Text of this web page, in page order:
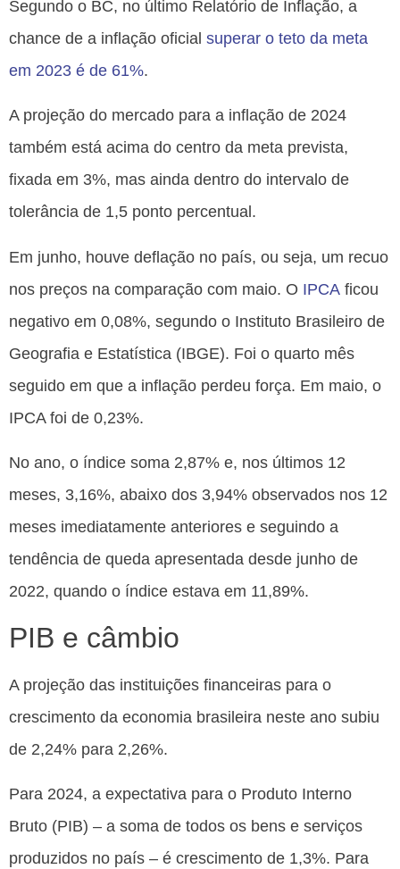
Segundo o BC, no último Relatório de Inflação, a
chance de a inflação oficial superar o teto da meta
em 2023 é de 61%.
A projeção do mercado para a inflação de 2024
também está acima do centro da meta prevista,
fixada em 3%, mas ainda dentro do intervalo de
tolerância de 1,5 ponto percentual.
Em junho, houve deflação no país, ou seja, um recuo
nos preços na comparação com maio. O IPCA ficou
negativo em 0,08%, segundo o Instituto Brasileiro de
Geografia e Estatística (IBGE). Foi o quarto mês
seguido em que a inflação perdeu força. Em maio, o
IPCA foi de 0,23%.
No ano, o índice soma 2,87% e, nos últimos 12
meses, 3,16%, abaixo dos 3,94% observados nos 12
meses imediatamente anteriores e seguindo a
tendência de queda apresentada desde junho de
2022, quando o índice estava em 11,89%.
PIB e câmbio
A projeção das instituições financeiras para o
crescimento da economia brasileira neste ano subiu
de 2,24% para 2,26%.
Para 2024, a expectativa para o Produto Interno
Bruto (PIB) – a soma de todos os bens e serviços
produzidos no país – é crescimento de 1,3%. Para